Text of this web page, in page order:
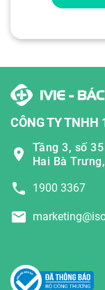
CÔNG TY TNHH
Tầng 3, số
Hai Bà
1900 3367